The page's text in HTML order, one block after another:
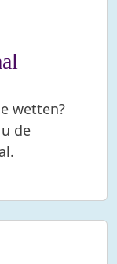
wetten?
de